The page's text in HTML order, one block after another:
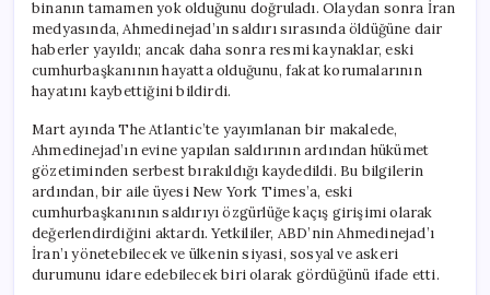
binanın tamamen yok olduğunu doğruladı. Olaydan sonra İran
medyasında, Ahmedinejad’ın saldırı sırasında öldüğüne dair
haberler yayıldı; ancak daha sonra resmi kaynaklar, eski
cumhurbaşkanının hayatta olduğunu, fakat korumalarının
hayatını kaybettiğini bildirdi.
Mart ayında The Atlantic’te yayımlanan bir makalede,
Ahmedinejad’ın evine yapılan saldırının ardından hükümet
gözetiminden serbest bırakıldığı kaydedildi. Bu bilgilerin
ardından, bir aile üyesi New York Times’a, eski
cumhurbaşkanının saldırıyı özgürlüğe kaçış girişimi olarak
değerlendirdiğini aktardı. Yetkililer, ABD’nin Ahmedinejad’ı
İran’ı yönetebilecek ve ülkenin siyasi, sosyal ve askeri
durumunu idare edebilecek biri olarak gördüğünü ifade etti.